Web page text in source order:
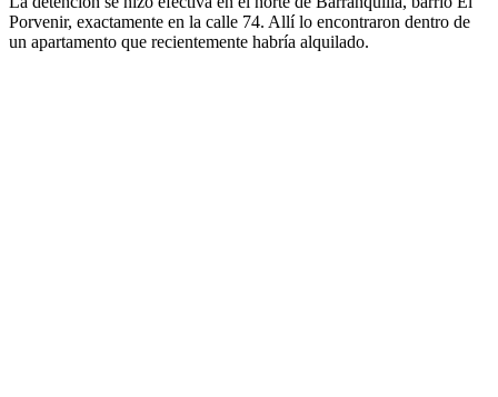
Porvenir, exactamente en la calle 74. Allí lo encontraron dentro de
un apartamento que recientemente habría alquilado.